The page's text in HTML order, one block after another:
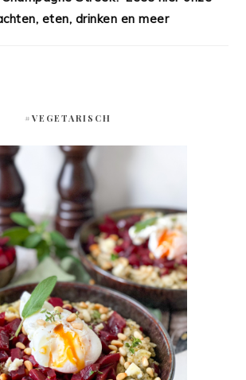
eten, drinken en meer
#VEGETARISCH